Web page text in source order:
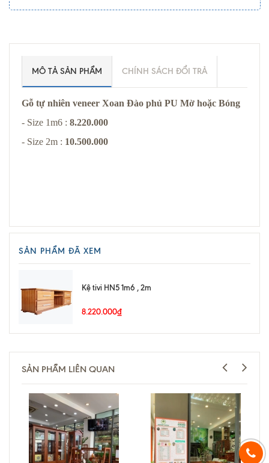
MÔ TẢ SẢN PHẨM CHÍNH SÁCH ĐỔI TRẢ
Gỗ tự nhiên veneer Xoan Đào phủ PU Mờ hoặc Bóng
- Size 1m6 : 8.220.000
- Size 2m : 10.500.000
SẢN PHẨM ĐÃ XEM
Kệ tivi HN5 1m6 , 2m
8.220.000₫
SẢN PHẨM LIÊN QUAN